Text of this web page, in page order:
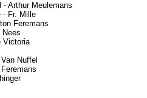
Arthur Meulemans
- Fr. Mille
Feremans
Nees
Victoria
Nuffel